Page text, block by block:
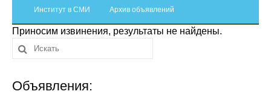
Отчетность
Противодействие коррупции
Материалы для СМИ
Институт в СМИ Архив объявлений
Приносим извинения, результаты не найдены.
Объявления: